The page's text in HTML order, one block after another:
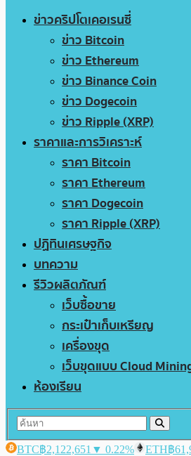
ข่าวคริปโตเคอเรนซี่
ข่าว Bitcoin
ข่าว Ethereum
ข่าว Binance Coin
ข่าว Dogecoin
ข่าว Ripple (XRP)
ราคาและการวิเคราะห์
ราคา Bitcoin
ราคา Ethereum
ราคา Dogecoin
ราคา Ripple (XRP)
ปฏิทินเศรษฐกิจ
บทความ
รีวิวผลิตภัณฑ์
เว็บซื้อขาย
กระเป๋าเก็บเหรียญ
เครื่องขุด
เว็บขุดแบบ Cloud
ห้องเรียน
BTC฿2,122,651 ▼ 0.22% ETH฿